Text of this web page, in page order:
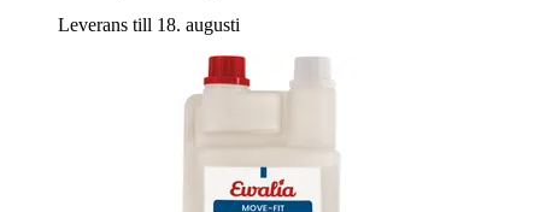
Leverans till 18. augusti